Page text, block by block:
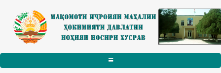
Skip to main content